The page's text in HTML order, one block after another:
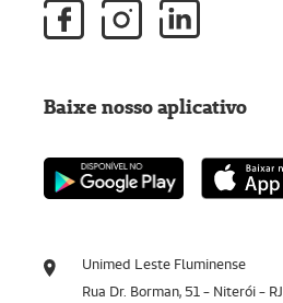
Unimed Leste Fluminense
Rua Dr. Borman, 51 - Niterói - RJ
Baixe nosso aplicativo